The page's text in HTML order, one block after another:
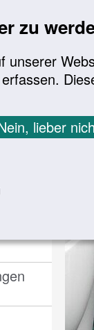
zu
unserer
lieber